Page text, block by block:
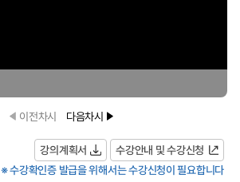
이전차시 다음차시
강의계획서
수강안내 및 수강신청
※ 수강확인증 발급을 위해서는 수강신청이 필요합니다